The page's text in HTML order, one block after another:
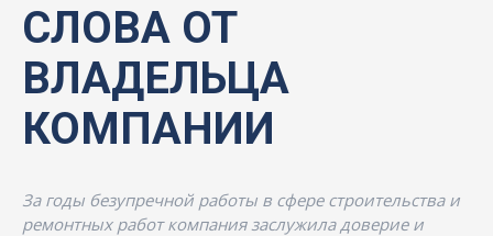
СЛОВА ОТ
ВЛАДЕЛЬЦА
КОМПАНИИ
За годы безупречной работы в сфере строительства и
ремонтных работ компания заслужила доверие и